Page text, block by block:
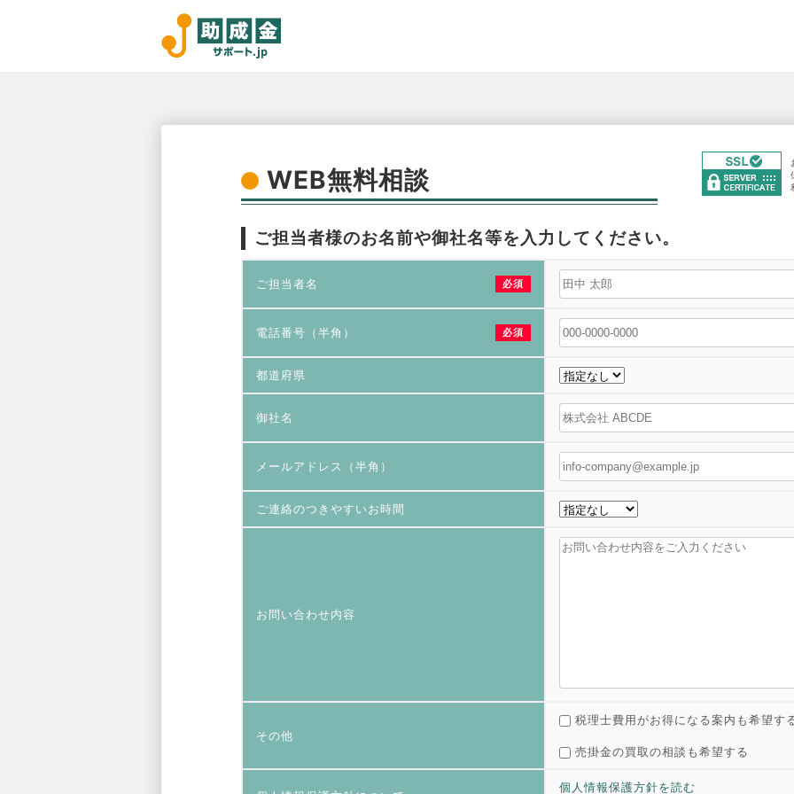
WEB無料相談
ご担当者様のお名前や御社名等を入力してください。
ご担当者名 必須
電話番号（半角） 必須
都道府県
御社名
メールアドレス（半角）
ご連絡のつきやすいお時間
お問い合わせ内容
その他
税理士費用がお得になる案内も希望す
売掛金の買取の相談も希望する
個人情報保護方針を読む